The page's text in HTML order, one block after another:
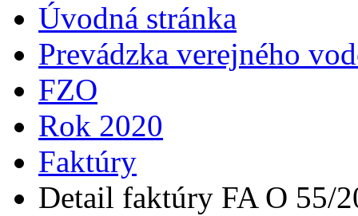
Úvodná stránka
Prevádzka verejného
FZO
Rok 2020
Faktúry
Detail faktúry FA O 55/